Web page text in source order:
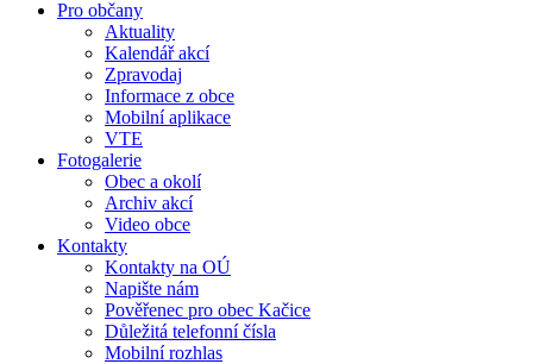
Pro občany
Aktuality
Kalendář akcí
Zpravodaj
Informace z obce
Mobilní aplikace
VTE
Fotogalerie
Obec a okolí
Archiv akcí
Video obce
Kontakty
Kontakty na OÚ
Napište nám
Pověřenec pro obec Kačice
Důležitá telefonní čísla
Mobilní rozhlas